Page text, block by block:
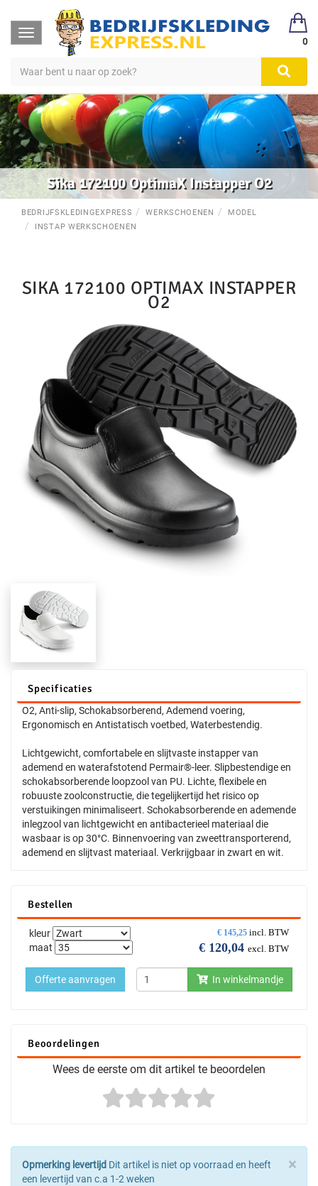
Toggle
navigation
0
Sika 172100 OptimaX Instapper O2
BEDRIJFSKLEDINGEXPRESS WERKSCHOENEN
MODEL
INSTAP WERKSCHOENEN
SIKA 172100 OPTIMAX INSTAPPER
O2
Specificaties
O2, Anti-slip, Schokabsorberend, Ademend voering,
Ergonomisch en Antistatisch voetbed, Waterbestendig.
Lichtgewicht, comfortabele en slijtvaste instapper van
ademend en waterafstotend Permair®-leer. Slipbestendige en
schokabsorberende loopzool van PU. Lichte, flexibele en
robuuste zoolconstructie, die tegelijkertijd het risico op
verstuikingen minimaliseert. Schokabsorberende en ademende
inlegzool van lichtgewicht en antibacterieel materiaal die
wasbaar is op 30°C. Binnenvoering van zweettransporterend,
ademend en slijtvast materiaal. Verkrijgbaar in zwart en wit.
Bestellen
€ 145,25 incl. BTW
€ 120,04 excl. BTW
kleur
maat
In winkelmandje
Offerte aanvragen
Beoordelingen
Wees de eerste om dit artikel te beoordelen
×
Opmerking levertijd Dit artikel is niet op voorraad en heeft
een levertijd van c.a 1-2 weken